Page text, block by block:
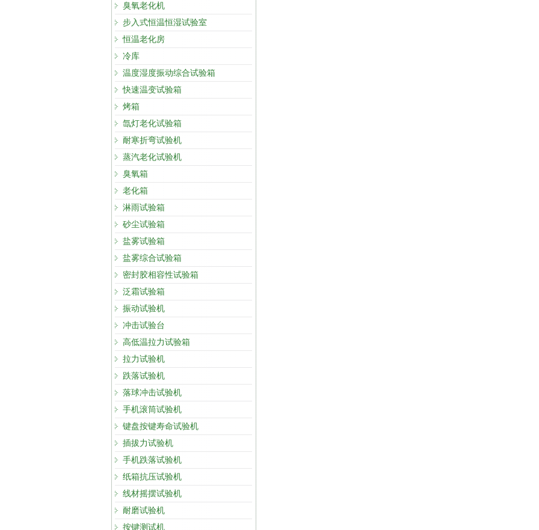
臭氧老化机
步入式恒温恒湿试验室
恒温老化房
冷库
温度湿度振动综合试验箱
快速温变试验箱
烤箱
氙灯老化试验箱
耐寒折弯试验机
蒸汽老化试验机
臭氧箱
老化箱
淋雨试验箱
砂尘试验箱
盐雾试验箱
盐雾综合试验箱
密封胶相容性试验箱
泛霜试验箱
振动试验机
冲击试验台
高低温拉力试验箱
拉力试验机
跌落试验机
落球冲击试验机
手机滚筒试验机
键盘按键寿命试验机
插拔力试验机
手机跌落试验机
纸箱抗压试验机
线材摇摆试验机
耐磨试验机
按键测试机